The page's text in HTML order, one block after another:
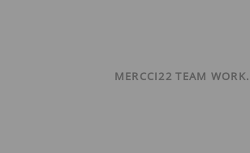
MERCCI22 TEAM WORK.